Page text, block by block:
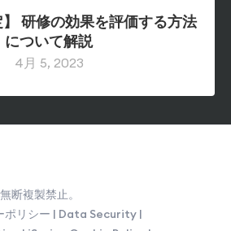
】 研修の効果を評価する方法
について解説
断複製禁止。
ポリシー | Data Security |